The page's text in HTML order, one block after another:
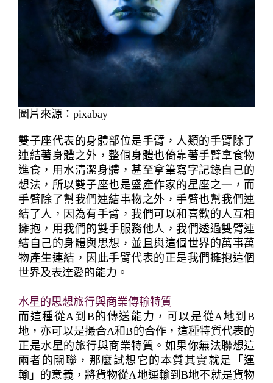
圖片來源：pixabay
雙子座代表的身體部位是手臂，人類的手臂除了
連結著身體之外，整個身體也倚靠著手臂拿食物
進食，用水清潔身體，甚至拿筆寫字記錄自己的
想法，所以雙子座也是盛產作家的星座之一，而
手臂除了幫我們連結事物之外，手臂也幫我們連
結了人，因為有手臂，我們可以和喜歡的人互相
擁抱，用我們的雙手服務他人，我們透過雙臂連
結自己的身體與思想，並且與這個世界的萬事萬
物產生連結，因此手臂代表的正是我們擁抱這個
世界及表達愛的能力。
水星的思想旅行與商業傳輸特質
而這種從A到B的傳送能力，可以是從A地到B
地，亦可以是撮合A和B的合作，這種特質代表的
正是水星的旅行與商業特質。如果你無法聯想這
兩者的關聯，那麼試想它的本質其實就是「運
輸」的意義，將貨物從A地運輸到B地不就是貨物